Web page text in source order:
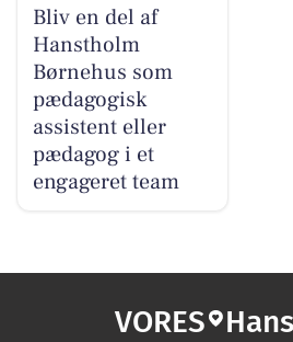
Bliv en del af
Hanstholm
Børnehus som
pædagogisk
assistent eller
pædagog i et
engageret team
VORES